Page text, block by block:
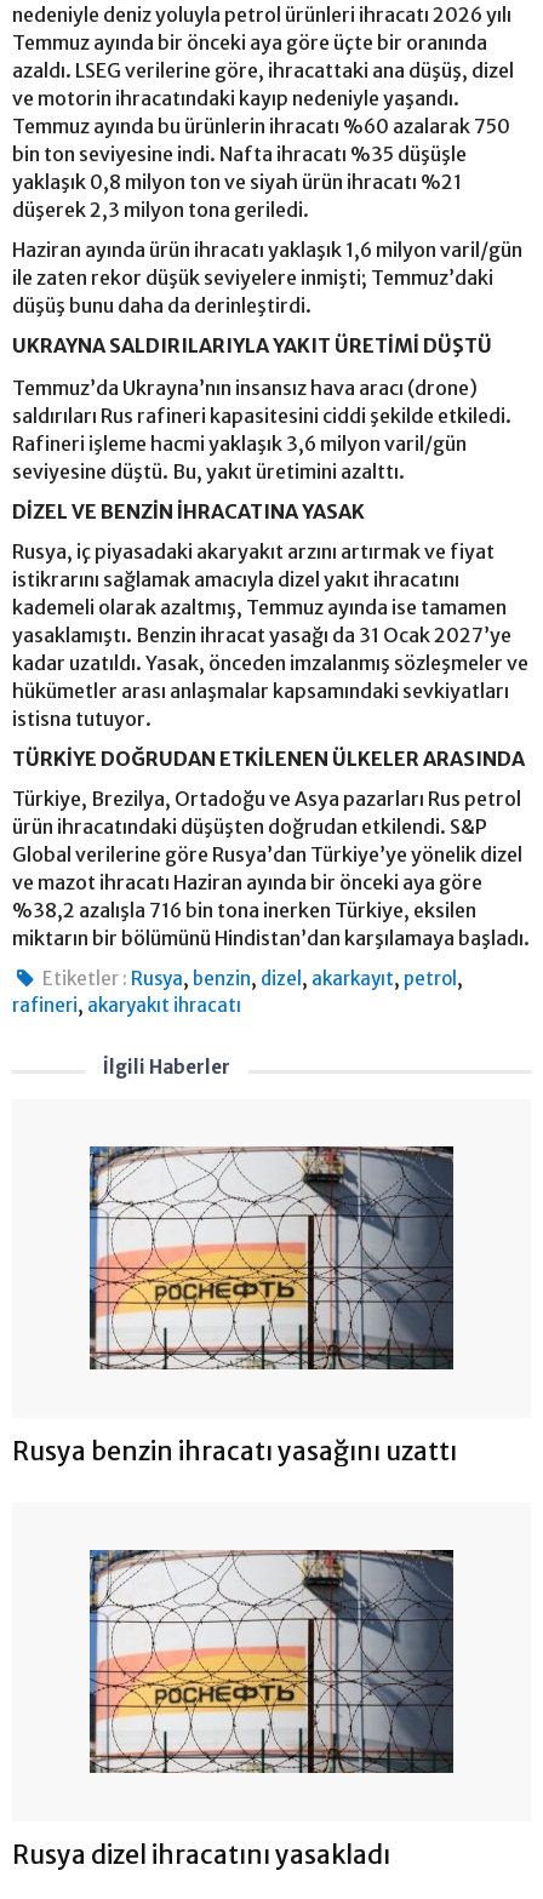
nedeniyle deniz yoluyla petrol ürünleri ihracatı 2026 yılı
Temmuz ayında bir önceki aya göre üçte bir oranında
azaldı. LSEG verilerine göre, ihracattaki ana düşüş, dizel
ve motorin ihracatındaki kayıp nedeniyle yaşandı.
Temmuz ayında bu ürünlerin ihracatı %60 azalarak 750
bin ton seviyesine indi. Nafta ihracatı %35 düşüşle
yaklaşık 0,8 milyon ton ve siyah ürün ihracatı %21
düşerek 2,3 milyon tona geriledi.
Haziran ayında ürün ihracatı yaklaşık 1,6 milyon varil/gün
ile zaten rekor düşük seviyelere inmişti; Temmuz’daki
düşüş bunu daha da derinleştirdi.
UKRAYNA SALDIRILARIYLA YAKIT ÜRETİMİ DÜŞTÜ
Temmuz’da Ukrayna’nın insansız hava aracı (drone)
saldırıları Rus rafineri kapasitesini ciddi şekilde etkiledi.
Rafineri işleme hacmi yaklaşık 3,6 milyon varil/gün
seviyesine düştü. Bu, yakıt üretimini azalttı.
DİZEL VE BENZİN İHRACATINA YASAK
Rusya, iç piyasadaki akaryakıt arzını artırmak ve fiyat
istikrarını sağlamak amacıyla dizel yakıt ihracatını
kademeli olarak azaltmış, Temmuz ayında ise tamamen
yasaklamıştı. Benzin ihracat yasağı da 31 Ocak 2027’ye
kadar uzatıldı. Yasak, önceden imzalanmış sözleşmeler ve
hükümetler arası anlaşmalar kapsamındaki sevkiyatları
istisna tutuyor.
TÜRKİYE DOĞRUDAN ETKİLENEN ÜLKELER ARASINDA
Türkiye, Brezilya, Ortadoğu ve Asya pazarları Rus petrol
ürün ihracatındaki düşüşten doğrudan etkilendi. S&P
Global verilerine göre Rusya’dan Türkiye’ye yönelik dizel
ve mazot ihracatı Haziran ayında bir önceki aya göre
%38,2 azalışla 716 bin tona inerken Türkiye, eksilen
miktarın bir bölümünü Hindistan’dan karşılamaya başladı.
Etiketler : Rusya, benzin, dizel , akarkayıt, petrol ,
rafineri, akaryakıt ihracatı
İlgili Haberler
Rusya benzin ihracatı yasağını uzattı
Rusya dizel ihracatını yasakladı